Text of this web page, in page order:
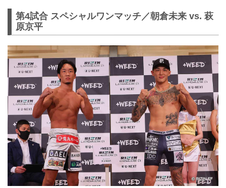
第4試合 スペシャルワンマッチ／朝倉未来 vs. 萩
原京平